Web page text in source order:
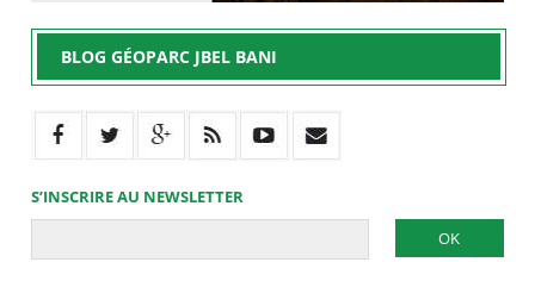
BLOG GÉOPARC JBEL BANI
S’INSCRIRE AU NEWSLETTER